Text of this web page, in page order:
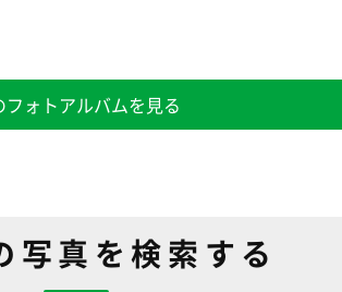
フォトアルバムを見る
写真を検索する